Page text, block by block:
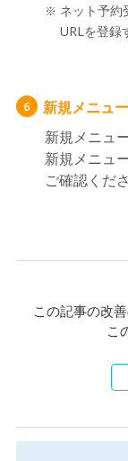
ネット予約
URLを登録
6
新規メニュ
新規メニュ
新規メニュ
ご確認くださ
この記事の改
こ